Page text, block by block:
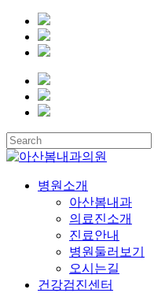
Skip
to
main
content
Close
Menu
병원소개
아산봄내과
의료진소개
진료안내
병원둘러보기
오시는길
건강검진센터